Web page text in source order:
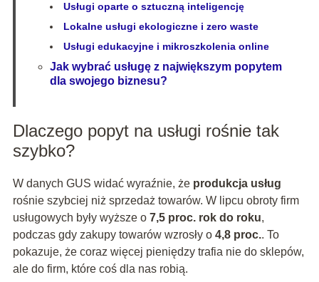
Usługi oparte o sztuczną inteligencję
Lokalne usługi ekologiczne i zero waste
Usługi edukacyjne i mikroszkolenia online
Jak wybrać usługę z największym popytem
dla swojego biznesu?
Dlaczego popyt na usługi rośnie tak
szybko?
W danych GUS widać wyraźnie, że produkcja usług
rośnie szybciej niż sprzedaż towarów. W lipcu obroty firm
usługowych były wyższe o 7,5 proc. rok do roku,
podczas gdy zakupy towarów wzrosły o 4,8 proc.. To
pokazuje, że coraz więcej pieniędzy trafia nie do sklepów,
ale do firm, które coś dla nas robią.